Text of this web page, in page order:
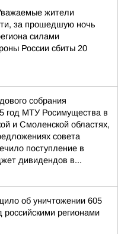
жители
за прошедшую ночь
силами
России сбиты 20
собрания
год МТУ Росимущества в
и Смоленской областях,
совета
поступление в
дивидендов в...
об уничтожении 605
российскими регионами